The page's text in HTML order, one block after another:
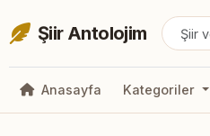
Şiir Antolojim
Anasayfa Kategoriler